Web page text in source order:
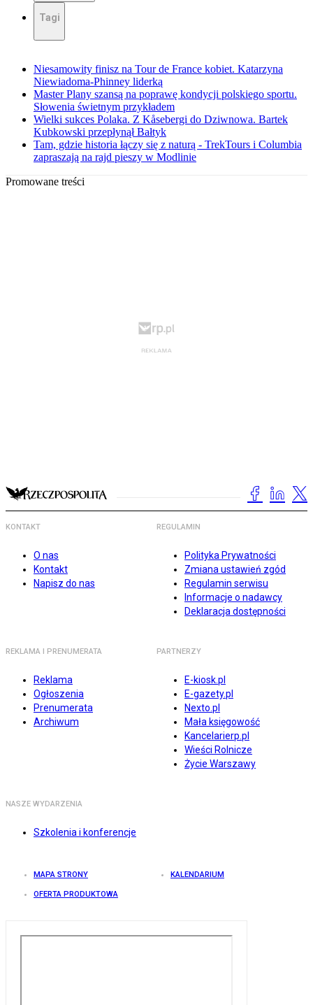
Tagi
Niesamowity finisz na Tour de France kobiet. Katarzyna
Niewiadoma-Phinney liderką
Master Plany szansą na poprawę kondycji polskiego sportu.
Słowenia świetnym przykładem
Wielki sukces Polaka. Z Kåsebergi do Dziwnowa. Bartek
Kubkowski przepłynął Bałtyk
Tam, gdzie historia łączy się z naturą - TrekTours i Columbia
zapraszają na rajd pieszy w Modlinie
Promowane treści
KONTAKT
O nas
Kontakt
Napisz do nas
REGULAMIN
Polityka Prywatności
Zmiana ustawień zgód
Regulamin serwisu
Informacje o nadawcy
Deklaracja dostępności
REKLAMA I PRENUMERATA
Reklama
Ogłoszenia
Prenumerata
Archiwum
PARTNERZY
E-kiosk.pl
E-gazety.pl
Nexto.pl
Mała księgowość
Kancelarierp.pl
Wieści Rolnicze
Życie Warszawy
NASZE WYDARZENIA
Szkolenia i konferencje
MAPA STRONY KALENDARIUM
OFERTA PRODUKTOWA